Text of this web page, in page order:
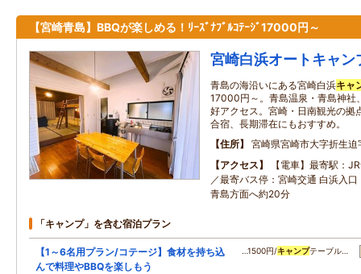
【宮崎青島】BBQが楽しめる！ﾘｰｽﾞﾅﾌﾞﾙｺﾃｰｼﾞ17000円～
宮崎白浜オートキャン
青島の海沿いにある宮崎白浜キャ
17000円～。青島温泉・青島神社
好アクセス。宮崎・日南観光の拠
合宿、長期滞在にもおすすめ。
住所
宮崎県宮崎市大字折生迫
アクセス
【電車】最寄駅：
／最寄バス停：宮崎交通 白浜入
青島方面へ約20分
「キャンプ」を含む宿泊プラン
【1～6名用プラン/コテージ】食材を持ち込
んで料理やBBQを楽しもう
…1500円/キャンプテーブル…